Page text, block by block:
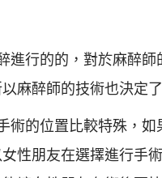
進行的的，對於麻醉
麻醉師的技術也決定
術的位置比較特殊，
性朋友在選擇進行手